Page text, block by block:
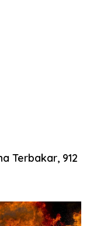
Terbakar, 912